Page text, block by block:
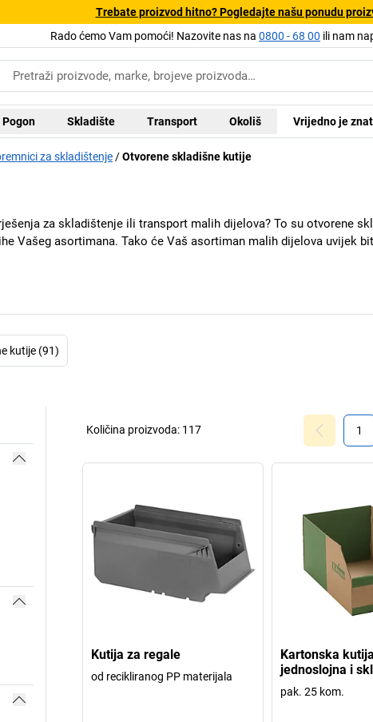
Trebate proizvod hitno? Pogledajte našu ponudu
Rado ćemo Vam pomoći! Nazovite nas na 0800 - 68 00 ili nam
Pogon Skladište Transport Okoliš Vrijedno je
za skladištenje Otvorene skladišne kutije
za skladištenje ili transport malih dijelova? To su otvorene
Vašeg asortimana. Tako će Vaš asortiman malih dijelova uvijek
kutije (91)
1
Količina proizvoda: 117
Kutija za regale
od recikliranog PP materijala
Kartonska
jednoslojna i
pak. 25 kom.